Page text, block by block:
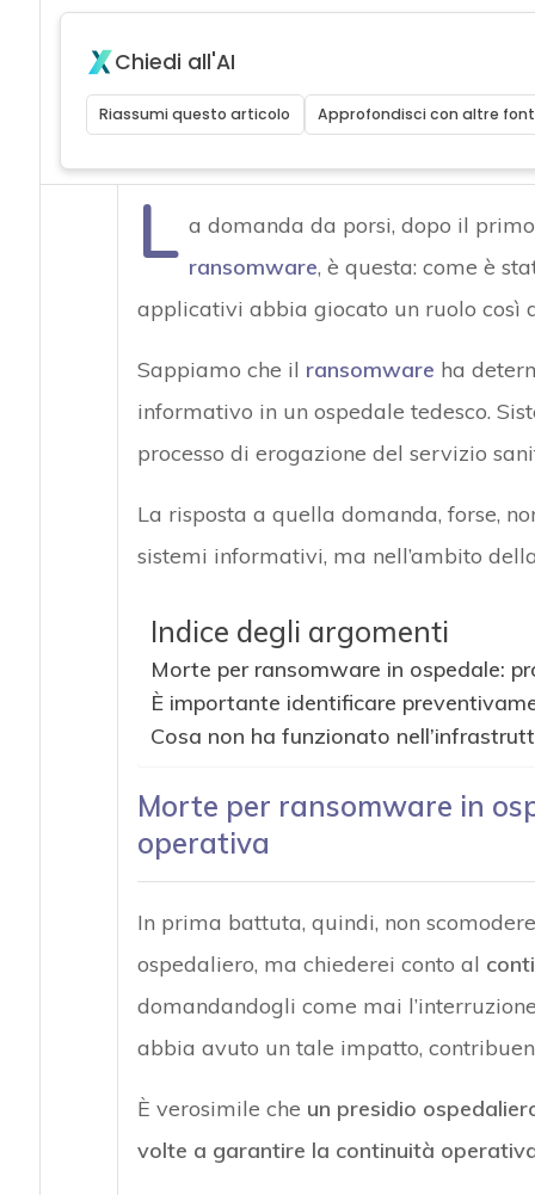
Chiedi all'AI
Riassumi questo articolo Approfondisci con altre
L a domanda da porsi, dopo il
ransomware, è questa: come è
applicativi abbia giocato un ruolo così
Sappiamo che il ransomware ha
informativo in un ospedale tedesco.
processo di erogazione del servizio
La risposta a quella domanda, forse,
sistemi informativi, ma nell’ambito
Indice degli argomenti
Morte per ransomware in ospedale:
È importante identificare
Cosa non ha funzionato
Morte per ransomware in
operativa
In prima battuta, quindi, non
ospedaliero, ma chiederei conto al
domandandogli come mai
abbia avuto un tale impatto,
È verosimile che un presidio
volte a garantire la continuità